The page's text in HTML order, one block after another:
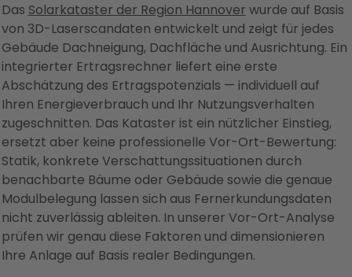
Das Solarkataster der Region Hannover wurde auf Basis
von 3D-Laserscandaten entwickelt und zeigt für jedes
Gebäude Dachneigung, Dachfläche und Ausrichtung. Ein
integrierter Ertragsrechner liefert eine erste
Abschätzung des Ertragspotenzials — individuell auf
Ihren Energieverbrauch und Ihr Nutzungsverhalten
zugeschnitten. Das Kataster ist ein nützlicher Einstieg,
ersetzt aber keine professionelle Vor-Ort-Bewertung:
Statik, konkrete Verschattungssituationen durch
benachbarte Bäume oder Gebäude sowie die genaue
Modulbelegung lassen sich aus Fernerkundungsdaten
nicht zuverlässig ableiten. In unserer Vor-Ort-Analyse
prüfen wir genau diese Faktoren und dimensionieren
Ihre Anlage auf Basis realer Bedingungen.